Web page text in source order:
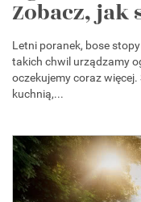
Zobacz, jak
Letni poranek, bose
takich chwil urządzamy
oczekujemy coraz więcej.
kuchnią,...